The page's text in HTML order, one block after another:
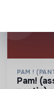
PAM !
pam! (association pour un droit à l’emploi à